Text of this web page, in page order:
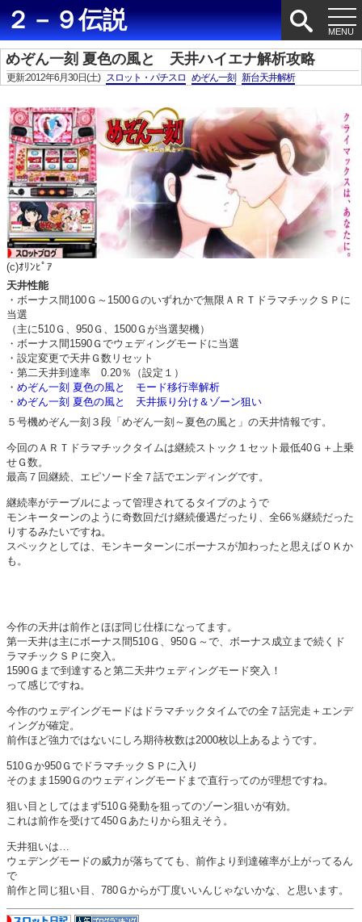
２－９伝説
めぞん一刻 夏色の風と 天井ハイエナ解析攻略
更新:2012年6月30日(土) スロット・パチスロ めぞん一刻 新台天井解析
(c)ｵﾘﾝﾋﾟｱ
天井性能
・ボーナス間100Ｇ～1500Ｇのいずれかで無限ＡＲＴドラマチックＳＰに
当選
（主に510Ｇ、950Ｇ、1500Ｇが当選契機）
・ボーナス間1590Ｇでウェディングモードに当選
・設定変更で天井Ｇ数リセット
・第二天井到達率 0.20％（設定１）
・ めぞん一刻 夏色の風と モード移行率解析
・ めぞん一刻 夏色の風と 天井振り分け＆ゾーン狙い
５号機めぞん一刻３段「めぞん一刻～夏色の風と」の天井情報です。
今回のＡＲＴドラマチックタイムは継続ストック１セット最低40Ｇ＋上乗
せＧ数。
最高７回継続、エピソード全７話でエンディングです。
継続率がテーブルによって管理されてるタイプのようで
モンキーターンのように奇数回だけ継続優遇だったり、全66％継続だった
りするみたいですね。
スペックとしては、モンキーターンにボーナスが加わったと思えばＯＫか
も。
今作の天井は前作とほぼ同じ仕様になってます。
第一天井は主にボーナス間510Ｇ、950Ｇ～で、ボーナス成立まで続くド
ラマチックＳＰに突入。
1590Ｇまで到達すると第二天井ウェディングモード突入！
って感じですね。
今作のウェデイングモードはドラマチックタイムでの全７話完走＋エンデ
ィングが確定。
前作ほど強力ではないにしろ期待枚数は2000枚以上あるようです。
510Ｇか950ＧでドラマチックＳＰに入り
そのまま1590Ｇのウェディングモードまで直行ってのが理想ですね。
狙い目としてはまず510Ｇ発動を狙ってのゾーン狙いが有効。
これは前作を受けて450Ｇあたりから狙えそう。
天井狙いは…
ウェデングモードの威力が落ちてても、前作より到達確率が上がってるん
で
前作と同じ狙い目、780Ｇからが丁度いいんじゃないかな、と思います。